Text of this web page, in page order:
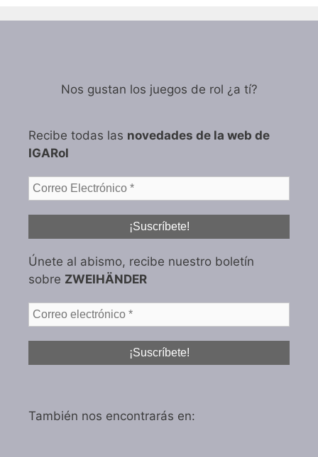
Nos gustan los juegos de rol ¿a tí?
Recibe todas las novedades de la web de
IGARol
Únete al abismo, recibe nuestro boletín
sobre ZWEIHÄNDER
También nos encontrarás en: